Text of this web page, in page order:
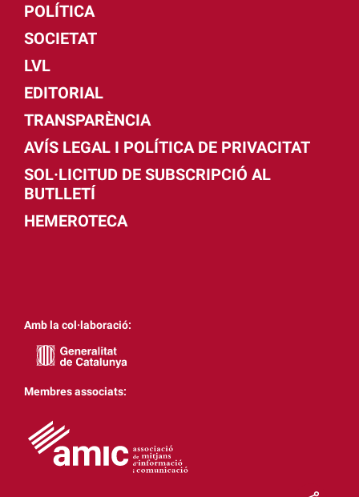
POLÍTICA
SOCIETAT
LVL
EDITORIAL
TRANSPARÈNCIA
AVÍS LEGAL I POLÍTICA DE PRIVACITAT
SOL·LICITUD DE SUBSCRIPCIÓ AL
BUTLLETÍ
HEMEROTECA
Amb la col·laboració:
Membres associats: